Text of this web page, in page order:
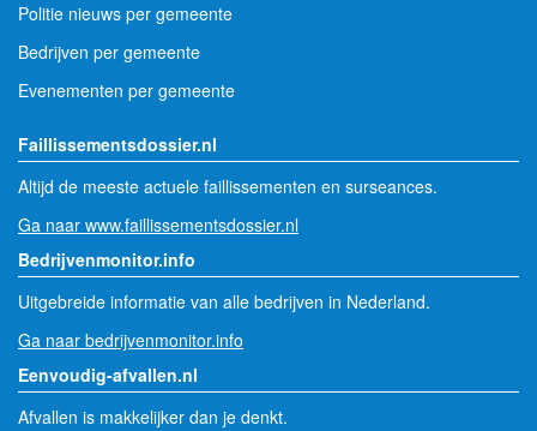
Politie nieuws per gemeente
Bedrijven per gemeente
Evenementen per gemeente
Faillissementsdossier.nl
Altijd de meeste actuele faillissementen en surseances.
Ga naar www.faillissementsdossier.nl
Bedrijvenmonitor.info
Uitgebreide informatie van alle bedrijven in Nederland.
Ga naar bedrijvenmonitor.info
Eenvoudig-afvallen.nl
Afvallen is makkelijker dan je denkt.